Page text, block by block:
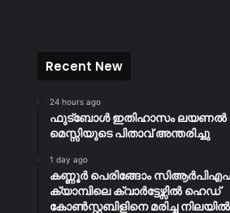
Recent New
24 hours ago
ഫുട്ബോൾ ഇതിഹാസം ലയണൽ
മെസ്സിയുടെ പിതാവ് അന്തരിച്ചു
1 day ago
കണ്ണൂർ പെരിങ്ങോം
ക്യാമ്പിലെ ക്വാർട്ടേഴ്സിൽ ഹെഡ്
കോൺസ്റ്റബിളിനെ മരിച്ച നിലയിൽ